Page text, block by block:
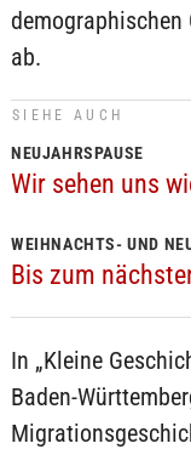
demographischen
ab.
SIEHE AUCH
NEUJAHRSPAUSE
Wir sehen uns
WEIHNACHTS- UND
Bis zum
In „Kleine
Baden-